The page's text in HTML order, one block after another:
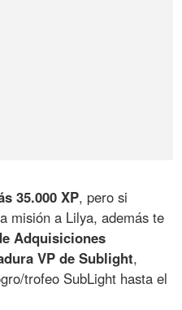
35.000 XP, pero si
misión a Lilya, además te
Adquisiciones
VP de Sublight,
trofeo SubLight hasta el